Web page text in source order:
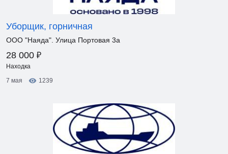
Уборщик, горничная
ООО "Наяда". Улица Портовая 3а
28 000 ₽
Находка
7 мая
1239